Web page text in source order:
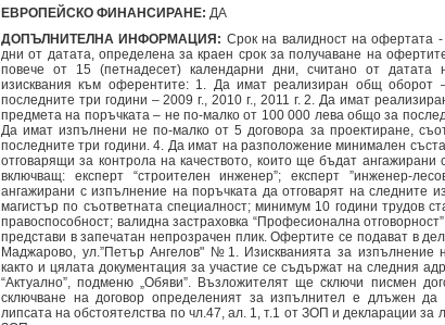
ЕВРОПЕЙСКО ФИНАНСИРАНЕ: ДА
ДОПЪЛНИТЕЛНА ИНФОРМАЦИЯ: Срок на валидност на офертата
дни от датата, определена за краен срок за получаване на
повече от 15 (петнадесет) календарни дни, считано от датата
изисквания към оферентите: 1. Да имат реализиран общ
последните три години – 2009 г., 2010 г., 2011 г. 2. Да имат
предмета на поръчката – не по-малко от 100 000 лева общо за
Да имат изпълнени не по-малко от 5 договора за проектиране,
последните три години. 4. Да имат на разположение минимален
отговарящи за контрола на качеството, които ще бъдат
включващ: експерт “строителен инженер”; експерт ”инженер-
ангажирани с изпълнение на поръчката да отговарят на следните
магистър по съответната специалност; минимум 10 години трудов
правоспособност; валидна застраховка “Професионална
представи в запечатан непрозрачен плик. Офертите се подават в
Маджарово, ул.”Петър Ангелов" №1. Изискванията за изпълнение
както и цялата документация за участие се съдържат на следния
“Актуално”, подменю „Обяви”. Възложителят ще сключи писмен
сключване на договор определеният за изпълнител е длъжен да
липсата на обстоятелства по чл.47, ал. 1, т.1 от ЗОП и декларации за